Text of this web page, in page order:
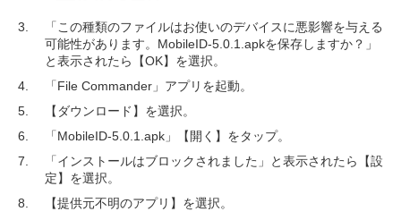
「この種類のファイルはお使いのデバイスに悪影響を与える
可能性があります。MobileID-5.0.1.apkを保存しますか？」
と表示されたら【OK】を選択。
「File Commander」アプリを起動。
【ダウンロード】を選択。
「MobileID-5.0.1.apk」【開く】をタップ。
「インストールはブロックされました」と表示されたら【設
定】を選択。
【提供元不明のアプリ】を選択。